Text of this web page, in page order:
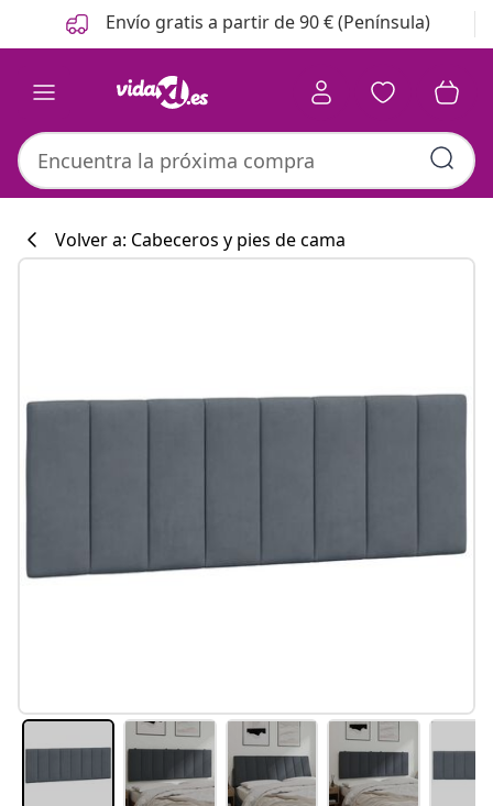
Anterior
Siguiente Envío gratis a partir de 90 € (Península)
Volver a: Cabeceros y pies de cama